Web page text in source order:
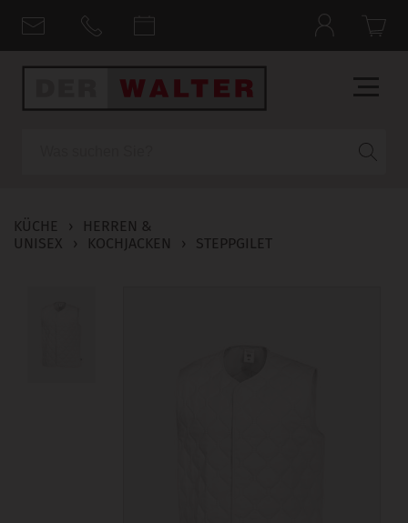
KÜCHE ›
HERREN &
UNISEX
› KOCHJACKEN › STEPPGILET